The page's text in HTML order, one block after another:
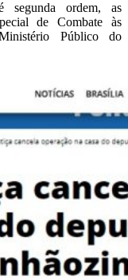
segunda ordem, as
de Combate às
Público do